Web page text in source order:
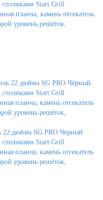
столиками Start Grill
планча, камень отсекатель
уровень решёток,
22 дюйма SG PRO Чёрный
столиками Start Grill
планча, камень отсекатель
уровень решёток,